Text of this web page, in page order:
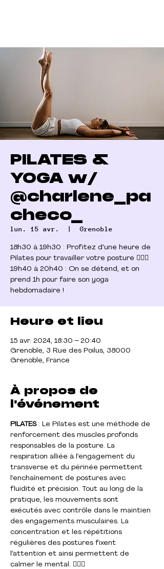
PILATES &
YOGA w/
@charlene_pa
checo_
lun. 15 avr.
  |
Grenoble
18h30 à 19h30 : Profitez d'une heure de
Pilates pour travailler votre posture 🧘🏻‍♀️
19h40 à 20h40 : On se détend, et on
prend 1h pour faire son yoga
Heure et lieu
15 avr. 2024, 18:30 – 20:40
Grenoble, 3 Rue des Poilus, 38000
Grenoble, France
À propos de
l'événement
PILATES : Le Pilates est une méthode de
renforcement des muscles profonds
responsables de la posture. La
respiration alliée à l’engagement du
transverse et du périnée permettent
l’enchaînement de postures avec
fluidité et précision. Tout au long de la
pratique, les mouvements sont
exécutés avec contrôle dans le maintien
des engagements musculaires. La
concentration et les répétitions
régulières des postures fixent
l’attention et ainsi permettent de
calmer le mental. 🤸🏻‍♀️